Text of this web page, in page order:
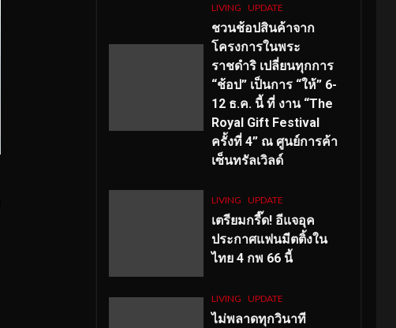
LIVING UPDATE
ชวนช้อปสินค้าจาก
โครงการในพระ
ราชดำริ เปลี่ยนทุกการ
“ช้อป” เป็นการ “ให้” 6-
12 ธ.ค. นี้ ที่ งาน “The
Royal Gift Festival
ครั้งที่ 4” ณ ศูนย์การค้า
เซ็นทรัลเวิลด์
LIVING UPDATE
เตรียมกรี๊ด! อีแจอุค
ประกาศแฟนมีตติ้งใน
ไทย 4 กพ 66 นี้
LIVING UPDATE
ไม่พลาดทุกวินาที